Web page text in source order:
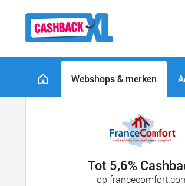
Webshops & merken
Tot 5,6%
op